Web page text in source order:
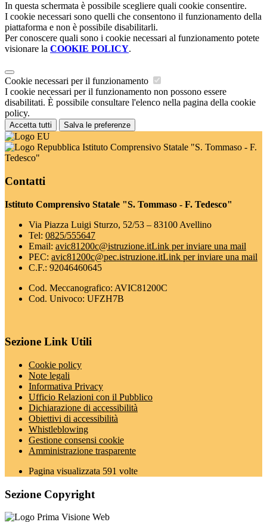
In questa schermata è possibile scegliere quali cookie consentire.
I cookie necessari sono quelli che consentono il funzionamento della
piattaforma e non è possibile disabilitarli.
Per conoscere quali sono i cookie necessari al funzionamento potete
visionare la COOKIE POLICY.
Cookie necessari per il funzionamento
I cookie necessari per il funzionamento non possono essere
disabilitati. È possibile consultare l'elenco nella pagina della cookie
policy.
Accetta tutti Salva le preferenze
Istituto Comprensivo Statale "S. Tommaso - F.
Tedesco"
Contatti
Istituto Comprensivo Statale "S. Tommaso - F. Tedesco"
Via Piazza Luigi Sturzo, 52/53 – 83100 Avellino
Tel: 0825/555647
Email: avic81200c@istruzione.itLink per inviare una mail
PEC: avic81200c@pec.istruzione.itLink per inviare una mail
C.F.: 92046460645
Cod. Meccanografico: AVIC81200C
Cod. Univoco: UFZH7B
Sezione Link Utili
Cookie policy
Note legali
Informativa Privacy
Ufficio Relazioni con il Pubblico
Dichiarazione di accessibilità
Obiettivi di accessibilità
Whistleblowing
Gestione consensi cookie
Amministrazione trasparente
Pagina visualizzata 591 volte
Sezione Copyright